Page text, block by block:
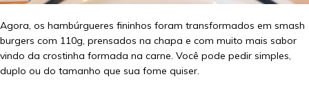
Agora, os hambúrgueres fininhos foram transformados em smash
burgers com 110g, prensados na chapa e com muito mais sabor
vindo da crostinha formada na carne. Você pode pedir simples,
duplo ou do tamanho que sua fome quiser.